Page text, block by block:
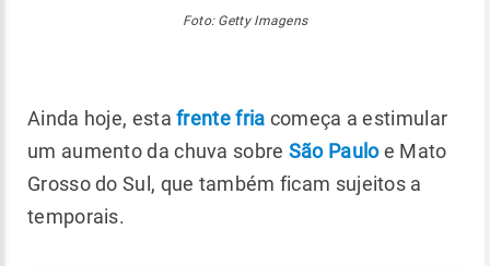
Foto: Getty Imagens
Ainda hoje, estafrente fria começa a estimular
um aumento da chuva sobre São Pauloe Mato
Grosso do Sul, que também ficam sujeitos a
temporais.